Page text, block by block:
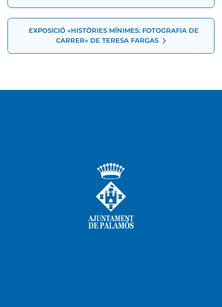
EXPOSICIÓ «HISTÒRIES MÍNIMES: FOTOGRAFIA DE
CARRER» DE TERESA FARGAS